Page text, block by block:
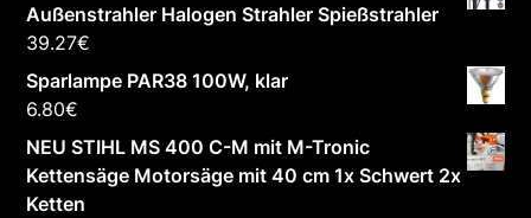
Außenstrahler Halogen Strahler Spießstrahler
39.27€
Sparlampe PAR38 100W, klar
6.80€
NEU STIHL MS 400 C-M mit M-Tronic
Kettensäge Motorsäge mit 40 cm 1x Schwert 2x
Ketten